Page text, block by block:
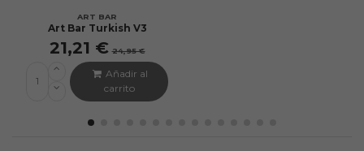
ART BAR
Art Bar Turkish V3
21,21 € 24,95 €
Añadir al
carrito